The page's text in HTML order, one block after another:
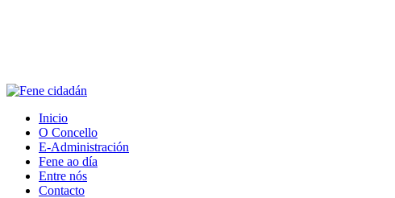
Inicio
O Concello
E-Administración
Fene ao día
Entre nós
Contacto